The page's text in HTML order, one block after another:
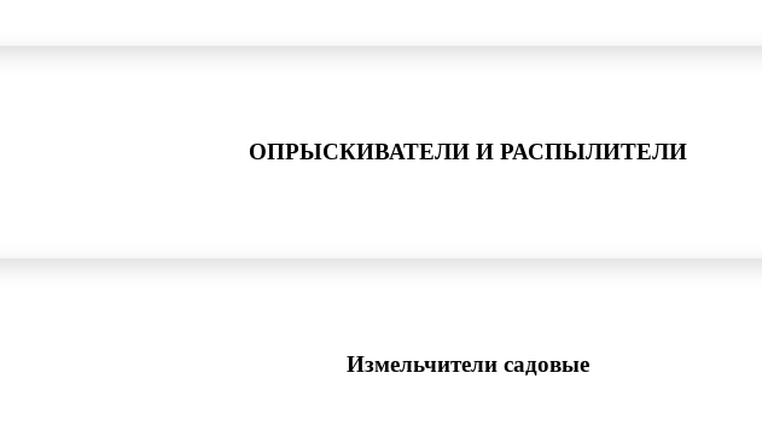
ОПРЫСКИВАТЕЛИ И РАСПЫЛИТЕЛИ
Измельчители садовые